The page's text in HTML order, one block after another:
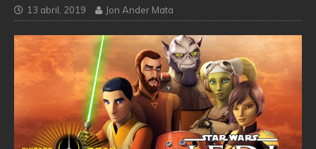
13 abril, 2019 Jon Ander Mata